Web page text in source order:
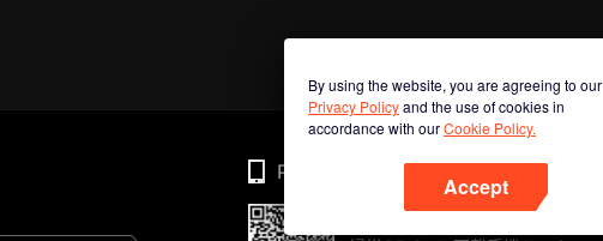
By using the website, you are agreeing to our
Privacy Policyand the use of cookies in
accordance with ourCookie Policy.
Accept
Phone